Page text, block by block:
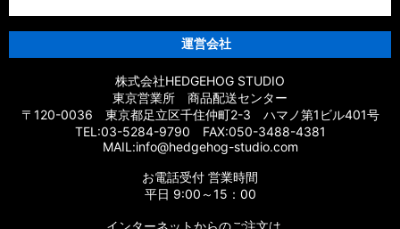
運営会社
株式会社HEDGEHOG STUDIO
東京営業所 商品配送センター
〒120-0036 東京都足立区千住仲町2-3 ハマノ第1ビル401号
TEL:03-5284-9790 FAX:050-3488-4381
MAIL:info@hedgehog-studio.com
お電話受付 営業時間
平日 9:00～15：00
インターネットからのご注文は、